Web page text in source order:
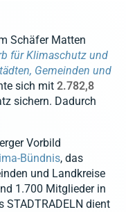
Schäfer Matten
für Klimaschutz und
Gemeinden und
sich mit 2.782,8
sichern. Dadurch
Vorbild
Bündnis, das
und Landkreise
1.700 Mitglieder in
STADTRADELN dient